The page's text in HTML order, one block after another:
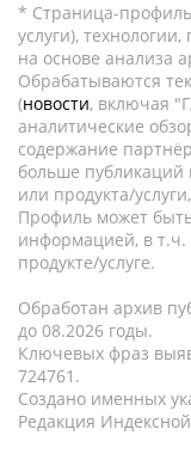
* Страница-
услуги),
на основе анализа
Обрабатываются
(новости, включая
аналитические
содержание
больше
или продукта/
Профиль может
информацией, в
продукте/услуге.
Обработан архив
до 08.2026 годы.
Ключевых фраз
724761.
Создано именных
Редакция